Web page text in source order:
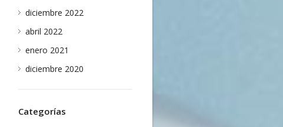
diciembre 2022
abril 2022
enero 2021
diciembre 2020
Categorías